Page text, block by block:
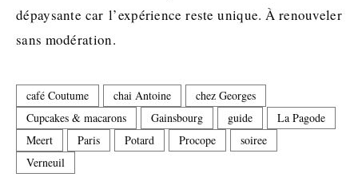
dépaysante car l’expérience reste unique. À renouveler
sans modération.
café Coutume chai Antoine
chez Georges
Cupcakes & macarons
Gainsbourg guide
La Pagode
Meert
Paris Potard Procope
soiree
Verneuil